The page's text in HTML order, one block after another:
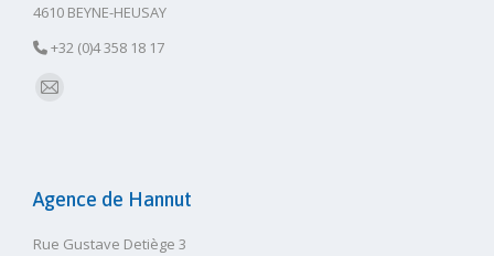
4610 BEYNE-HEUSAY
+32 (0)4 358 18 17
E-
Agence de Hannut
Rue Gustave Detiège 3